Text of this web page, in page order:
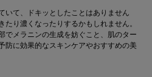
いて、ドキッとしたことはありません
たり濃くなったりするかもしれません。
でメラニンの生成を妨ぐこと、肌のター
防に効果的なスキンケアやおすすめの美